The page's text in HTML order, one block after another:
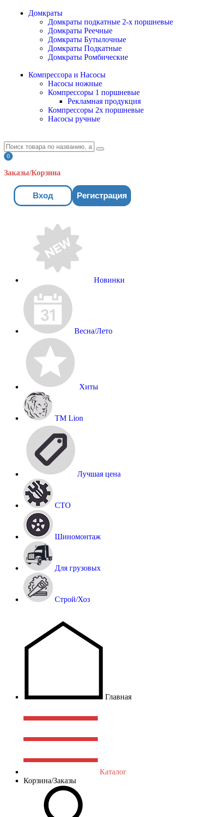
Домкраты
Домкраты подкатные 2-х поршневые
Домкраты Реечные
Домкраты Бутылочные
Домкраты Подкатные
Домкраты Ромбические
Компрессора и Насосы
Насосы ножные
Компрессоры 1 поршневые
Рекламная продукция
Компрессоры 2х поршневые
Насосы ручные
0
Заказы/Корзина
Вход Регистрация
Новинки
Весна/Лето
Хиты
TM Lion
Лучшая цена
СТО
Шиномонтаж
Для грузовых
Строй/Хоз
Главная
Каталог
Корзина/Заказы